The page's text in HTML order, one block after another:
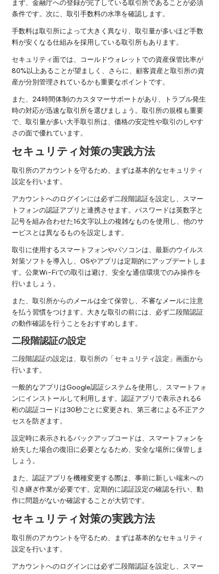
まず、金融庁への登録が完了している取引所であることが必須
条件です。次に、取引手数料の水準を確認します。
手数料は取引所によって大きく異なり、取引量が多いほど手数
料が安くなる仕組みを採用している取引所もあります。
セキュリティ面では、コールドウォレットでの資産保管比率が
80%以上あることが望ましく、さらに、顧客資産と取引所の資
産が分別管理されているかも重要なポイントです。
また、24時間体制のカスタマーサポートがあり、トラブル発生
時の対応が迅速な取引所を選びましょう。取引所の規模も重要
で、取引量が多い大手取引所は、価格の安定性や取引のしやす
さの面で優れています。
セキュリティ対策の実践方法
取引所のアカウントを守るため、まずは基本的なセキュリティ
設定を行います。
アカウントへのログインには必ず二段階認証を設定し、スマー
トフォンの認証アプリと連携させます。パスワードは英数字と
記号を組み合わせた16文字以上の複雑なものを使用し、他のサ
ービスとは異なるものを設定します。
取引に使用するスマートフォンやパソコンは、最新のウイルス
対策ソフトを導入し、OSやアプリは定期的にアップデートしま
す。公衆Wi-Fiでの取引は避け、安全な通信環境でのみ操作を
行いましょう。
また、取引所からのメールは全て保管し、不審なメールに注意
を払う習慣をつけます。大きな取引の前には、必ず二段階認証
の動作確認を行うことをおすすめします。
二段階認証の設定
二段階認証の設定は、取引所の「セキュリティ設定」画面から
行います。
一般的なアプリはGoogle認証システムを使用し、スマートフォ
ンにインストールして利用します。認証アプリで表示される6
桁の認証コードは30秒ごとに変更され、第三者による不正アク
セスを防ぎます。
設定時に表示されるバックアップコードは、スマートフォンを
紛失した場合の復旧に必要となるため、安全な場所に保管しま
しょう。
また、認証アプリを機種変更する際は、事前に新しい端末への
引き継ぎ作業が必要です。定期的に認証設定の確認を行い、動
作に問題がないか確認することが大切です。
セキュリティ対策の実践方法
取引所のアカウントを守るため、まずは基本的なセキュリティ
設定を行います。
アカウントへのログインには必ず二段階認証を設定し、スマー